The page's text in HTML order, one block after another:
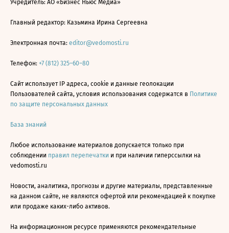
Учредитель: АО «Бизнес Ньюс Медиа»
Главный редактор: Казьмина Ирина Сергеевна
Электронная почта: editor@vedomosti.ru
Телефон: +7 (812) 325–60–80
Сайт использует IP адреса, cookie и данные геолокации
Пользователей сайта, условия использования содержатся в Политике
по защите персональных данных
База знаний
Любое использование материалов допускается только при
соблюдении правил перепечатки и при наличии гиперссылки на
vedomosti.ru
Новости, аналитика, прогнозы и другие материалы, представленные
на данном сайте, не являются офертой или рекомендацией к покупке
или продаже каких-либо активов.
На информационном ресурсе применяются рекомендательные